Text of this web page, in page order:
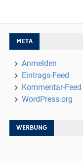
META
Anmelden
Eintrags-Feed
Kommentar-Feed
WordPress.org
WERBUNG